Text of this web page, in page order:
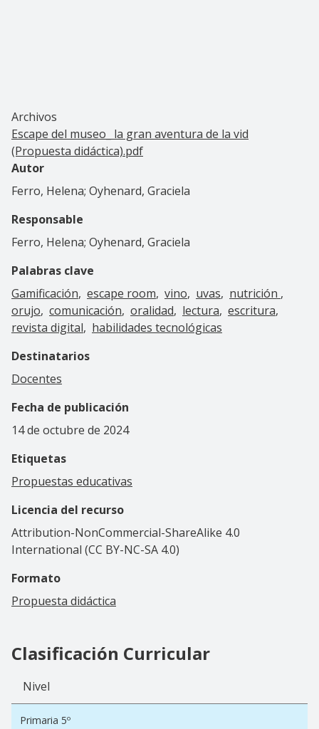
Archivos
Escape del museo_ la gran aventura de la vid
(Propuesta didáctica).pdf
Autor
Ferro, Helena; Oyhenard, Graciela
Responsable
Ferro, Helena; Oyhenard, Graciela
Palabras clave
Gamificación escape room vino uvas
nutrición
orujo comunicación oralidad lectura escritura
revista digital
habilidades tecnológicas
Destinatarios
Docentes
Fecha de publicación
14 de octubre de 2024
Etiquetas
Propuestas educativas
Licencia del recurso
Attribution-NonCommercial-ShareAlike 4.0
International (CC BY-NC-SA 4.0)
Formato
Propuesta didáctica
Clasificación Curricular
Nivel
Primaria 5º